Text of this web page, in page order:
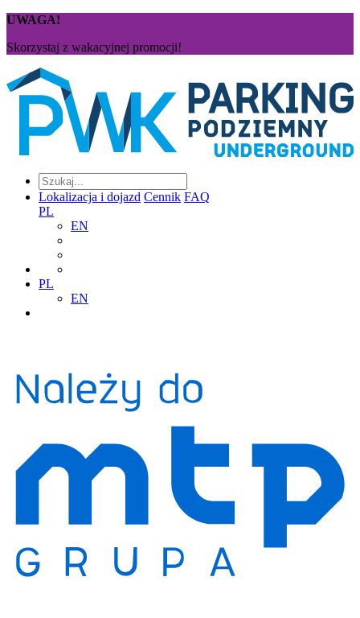
UWAGA!
Skorzystaj z wakacyjnej promocji!
Lokalizacja i dojazd Cennik FAQ
PL
EN
PL
EN